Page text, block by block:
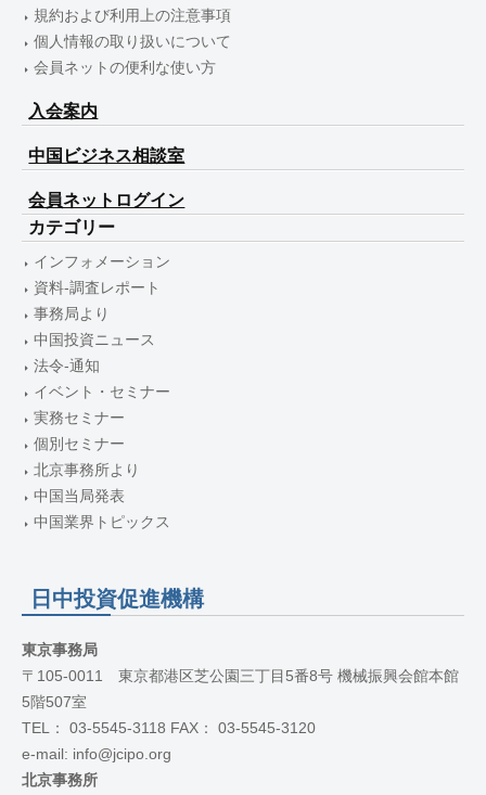
規約および利用上の注意事項
個人情報の取り扱いについて
会員ネットの便利な使い方
入会案内
中国ビジネス相談室
会員ネットログイン
カテゴリー
インフォメーション
資料-調査レポート
事務局より
中国投資ニュース
法令-通知
イベント・セミナー
実務セミナー
個別セミナー
北京事務所より
中国当局発表
中国業界トピックス
日中投資促進機構
東京事務局
〒105-0011 東京都港区芝公園三丁目5番8号 機械振興会館本館
5階507室
TEL： 03-5545-3118 FAX： 03-5545-3120
e-mail: info@jcipo.org
北京事務所